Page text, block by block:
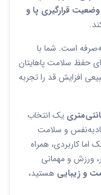
قرارگیری پا و
است. شما با
حفظ سلامت پاهایتان
افزایش قد را تجربه
یک انتخاب
و سلامت
کاربردی، همراه
ورزش و مهمانی
و زیبایی هستید،